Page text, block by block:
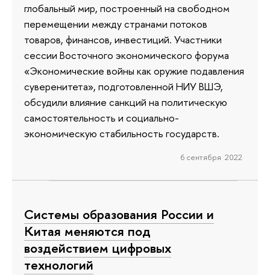
глобальный мир, построенный на свободном
перемещении между странами потоков
товаров, финансов, инвестиций. Участники
сессии Восточного экономического форума
«Экономические войны как оружие подавления
суверенитета», подготовленной НИУ ВШЭ,
обсудили влияние санкций на политическую
самостоятельность и социально-
экономическую стабильность государств.
6 сентября 2022
Системы образования России и
Китая меняются под
воздействием цифровых
технологий